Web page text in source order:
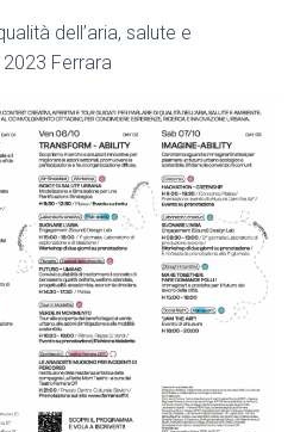
dell’aria, salute e
Ferrara